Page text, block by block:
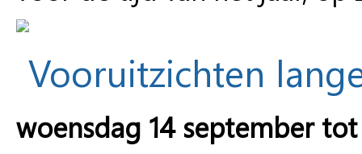
Vooruitzichten
woensdag 14 september